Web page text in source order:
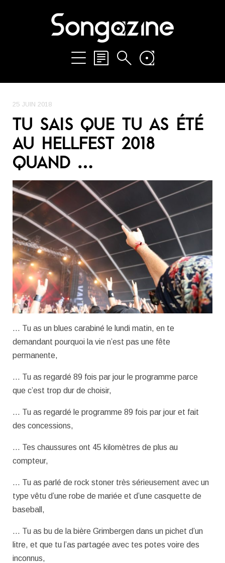
25 JUIN 2018
TU SAIS QUE TU AS ÉTÉ
AU HELLFEST 2018
QUAND …
… Tu as un blues carabiné le lundi matin, en te
demandant pourquoi la vie n’est pas une fête
permanente,
… Tu as regardé 89 fois par jour le programme parce
que c’est trop dur de choisir,
… Tu as regardé le programme 89 fois par jour et fait
des concessions,
… Tes chaussures ont 45 kilomètres de plus au
compteur,
… Tu as parlé de rock stoner très sérieusement avec un
type vêtu d’une robe de mariée et d’une casquette de
baseball,
… Tu as bu de la bière Grimbergen dans un pichet d’un
litre, et que tu l’as partagée avec tes potes voire des
inconnus,